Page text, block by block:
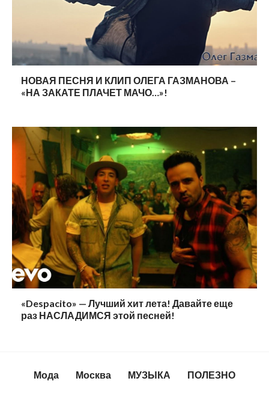
НОВАЯ ПЕСНЯ И КЛИП ОЛЕГА ГАЗМАНОВА –
«НА ЗАКАТЕ ПЛАЧЕТ МАЧО…»!
«Despacito» — Лучший хит лета! Давайте еще
раз НАСЛАДИМСЯ этой песней!
Мода Москва МУЗЫКА ПОЛЕЗНО